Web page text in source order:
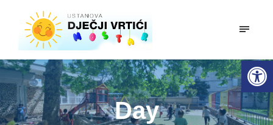
Open toolbar
Day